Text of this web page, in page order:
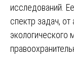
исследований.
спектр задач, от
экологического